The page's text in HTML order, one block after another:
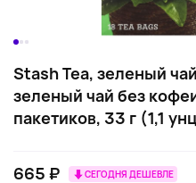
Stash Tea, зеленый
зеленый чай без
пакетиков, 33 г (1,1
665 ₽ СЕГОДНЯ ДЕШЕВЛЕ